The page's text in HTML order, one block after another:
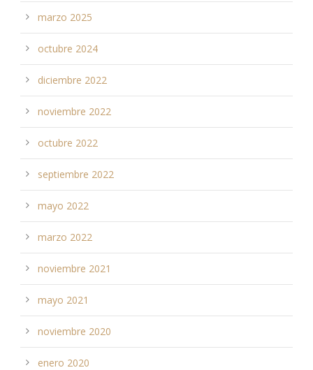
marzo 2025
octubre 2024
diciembre 2022
noviembre 2022
octubre 2022
septiembre 2022
mayo 2022
marzo 2022
noviembre 2021
mayo 2021
noviembre 2020
enero 2020